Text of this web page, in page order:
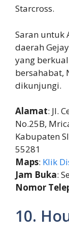
Starcross.
Saran untuk
daerah
yang
bersahabat,
dikunjungi.
Alamat: Jl.
No.25B,
Kabupaten
55281
Maps: Klik
Jam Buka:
Nomor
10.